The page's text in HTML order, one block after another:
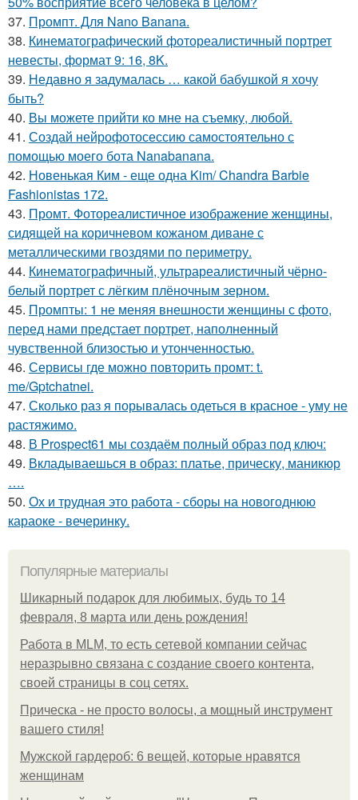
37. Промпт. Для Nano Banana.
38. Кинематографический фотореалистичный портрет
невесты, формат 9: 16, 8K.
39. Недавно я задумалась … какой бабушкой я хочу
быть?
40. Вы можете прийти ко мне на съемку, любой.
41. Создай нейрофотосессию самостоятельно с
помощью моего бота Nanabanana.
42. Новенькая Ким - еще одна Kim/ Chandra Barbie
Fashionistas 172.
43. Промт. Фотореалистичное изображение женщины,
сидящей на коричневом кожаном диване с
металлическими гвоздями по периметру.
44. Кинематографичный, ультрареалистичный чёрно-
белый портрет с лёгким плёночным зерном.
45. Промпты: 1 не меняя внешности женщины с фото,
перед нами предстает портрет, наполненный
чувственной близостью и утонченностью.
46. Сервисы где можно повторить промт: t.
me/Gptchatnei.
47. Сколько раз я порывалась одеться в красное - уму не
растяжимо.
48. В Prospect61 мы создаём полный образ под ключ:
49. Вкладываешься в образ: платье, прическу, маникюр
….
50. Ох и трудная это работа - сборы на новогоднюю
караоке - вечеринку.
Популярные материалы
Шикарный подарок для любимых, будь то 14
февраля, 8 марта или день рождения!
Работа в MLM, то есть сетевой компании сейчас
неразрывно связана с создание своего контента,
своей страницы в соц сетях.
Прическа - не просто волосы, а мощный инструмент
вашего стиля!
Мужской гардероб: 6 вещей, которые нравятся
женщинам